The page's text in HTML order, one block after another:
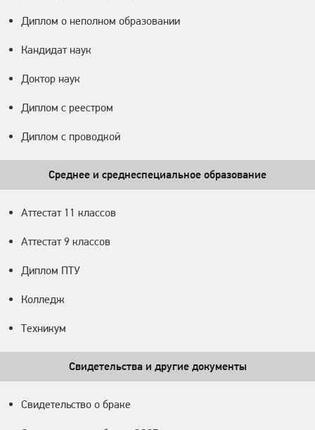
Диплом о неполном образовании
Кандидат наук
Доктор наук
Диплом с реестром
Диплом с проводкой
Среднее и среднеспециальное образование
Аттестат 11 классов
Аттестат 9 классов
Диплом ПТУ
Колледж
Техникум
Свидетельства и другие документы
Свидетельство о браке